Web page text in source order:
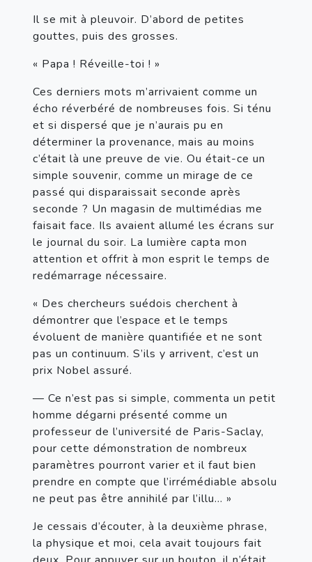
Il se mit à pleuvoir. D’abord de petites
gouttes, puis des grosses.
« Papa ! Réveille-toi ! »
Ces derniers mots m’arrivaient comme un
écho réverbéré de nombreuses fois. Si ténu
et si dispersé que je n’aurais pu en
déterminer la provenance, mais au moins
c’était là une preuve de vie. Ou était-ce un
simple souvenir, comme un mirage de ce
passé qui disparaissait seconde après
seconde ? Un magasin de multimédias me
faisait face. Ils avaient allumé les écrans sur
le journal du soir. La lumière capta mon
attention et offrit à mon esprit le temps de
redémarrage nécessaire.
« Des chercheurs suédois cherchent à
démontrer que l’espace et le temps
évoluent de manière quantifiée et ne sont
pas un continuum. S’ils y arrivent, c’est un
prix Nobel assuré.
— Ce n’est pas si simple, commenta un petit
homme dégarni présenté comme un
professeur de l’université de Paris-Saclay,
pour cette démonstration de nombreux
paramètres pourront varier et il faut bien
prendre en compte que l’irrémédiable absolu
ne peut pas être annihilé par l’illu… »
Je cessais d’écouter, à la deuxième phrase,
la physique et moi, cela avait toujours fait